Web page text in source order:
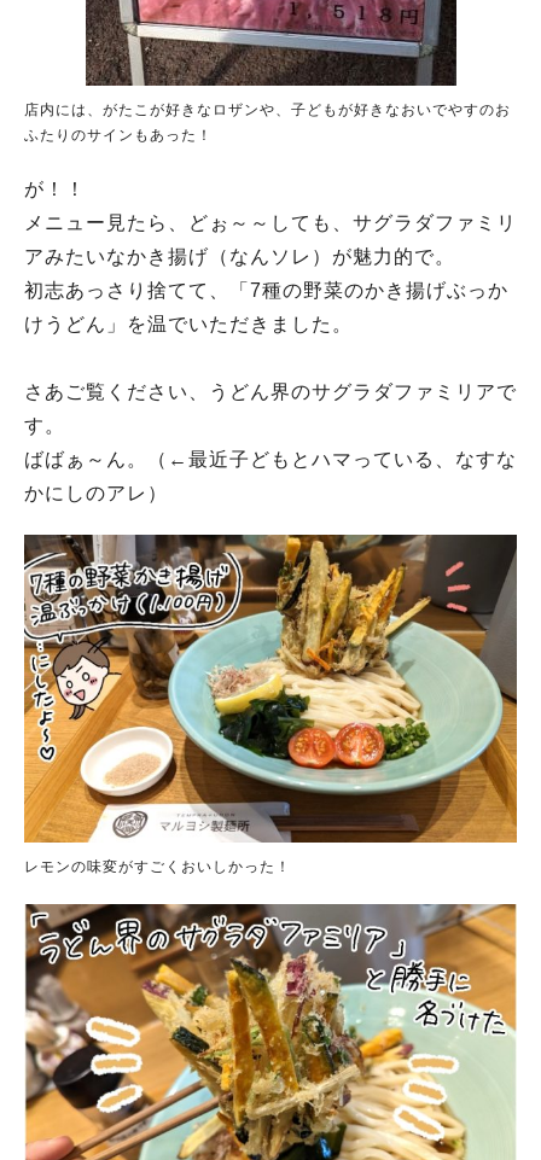
店内には、がたこが好きなロザンや、子どもが好きなおいでやすのお
ふたりのサインもあった！
が！！
メニュー見たら、どぉ～～しても、サグラダファミリ
アみたいなかき揚げ（なんソレ）が魅力的で。
初志あっさり捨てて、「7種の野菜のかき揚げぶっか
けうどん」を温でいただきました。
さあご覧ください、うどん界のサグラダファミリアで
す。
ばばぁ～ん。（←最近子どもとハマっている、なすな
かにしのアレ）
レモンの味変がすごくおいしかった！